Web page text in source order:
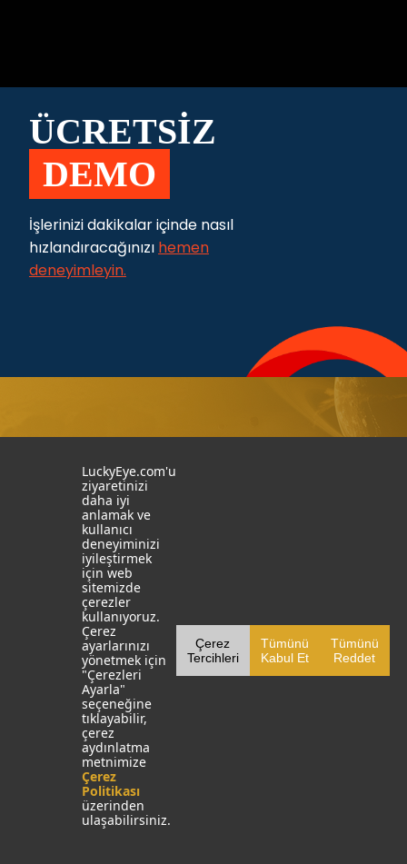
ÜCRETSİZ
DEMO
İşlerinizi dakikalar içinde nasıl
hızlandıracağınızı hemen
deneyimleyin.
Size Nasıl Yardımcı Olabiliriz?
Merak ettiğiniz, bilgi almak istediğiniz konular ile ilgili
19 Mayıs Mah. Turaboğlu Sok.
Hamdiye Yazgan İş Merkezi
Kozyatağı, Kadıköy, İstanbul
T: +90 216 355 03 19
Sosyal Medya
LuckyEye.com'u
ziyaretinizi
daha iyi
anlamak ve
kullanıcı
deneyiminizi
iyileştirmek
için web
sitemizde
çerezler
kullanıyoruz.
Çerez
ayarlarınızı
yönetmek için
"Çerezleri
Ayarla"
seçeneğine
tıklayabilir,
çerez
aydınlatma
metnimize
Çerez
Politikası
üzerinden
ulaşabilirsiniz.
Çerez
Tercihleri
Tümünü
Kabul Et
Tümünü
Reddet